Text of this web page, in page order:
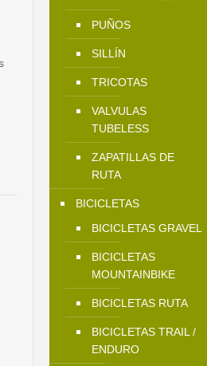
PUÑOS
SILLÍN
TRICOTAS
VALVULAS
TUBELESS
ZAPATILLAS DE
RUTA
BICICLETAS
BICICLETAS GRAVEL
BICICLETAS
MOUNTAINBIKE
BICICLETAS RUTA
BICICLETAS TRAIL /
ENDURO